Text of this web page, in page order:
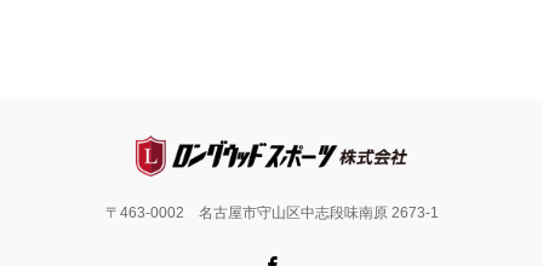
〒463-0002 名古屋市守山区中志段味南原 2673-1